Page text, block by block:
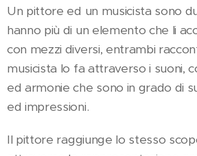
Un pittore ed un musicista sono
hanno più di un elemento che li
con mezzi diversi, entrambi
musicista lo fa attraverso i suoni,
ed armonie che sono in grado di
ed impressioni.
Il pittore raggiunge lo stesso